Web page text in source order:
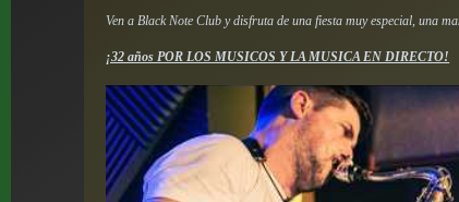
Ven a Black Note Club y disfruta de una fiesta muy especial, una
¡32 años POR LOS MUSICOS Y LA MUSICA EN DIRECTO!